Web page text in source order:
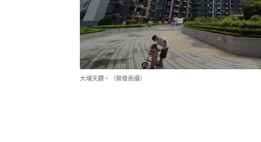
大埔天鑽。（蔡偉南攝）